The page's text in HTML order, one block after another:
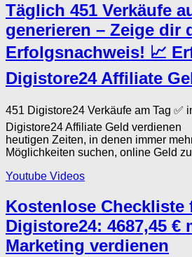
Täglich 451 Verkäufe
generieren – Zeige dir
Erfolgsnachweis! 📈
Digistore24 Affiliate
451 Digistore24 Verkäufe am Tag ✅
Digistore24 Affiliate Geld
heutigen Zeiten, in denen immer
Möglichkeiten suchen, online Geld
Youtube Videos
Kostenlose Checkliste
Digistore24: 4687,45 €
Marketing verdienen